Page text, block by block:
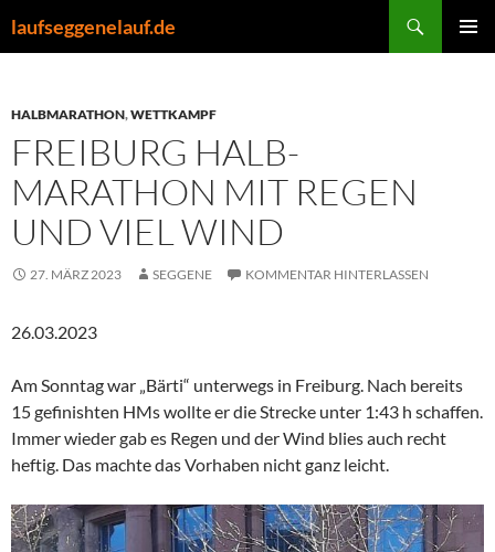
Inhalt
laufseggenelauf.de
HALBMARATHON,WETTKAMPF
FREIBURG HALB-
MARATHON MIT REGEN
UND VIEL WIND
27. MÄRZ 2023 SEGGENE KOMMENTAR HINTERLASSEN
26.03.2023
Am Sonntag war „Bärti“ unterwegs in Freiburg. Nach bereits
15 gefinishten HMs wollte er die Strecke unter 1:43 h schaffen.
Immer wieder gab es Regen und der Wind blies auch recht
heftig. Das machte das Vorhaben nicht ganz leicht.